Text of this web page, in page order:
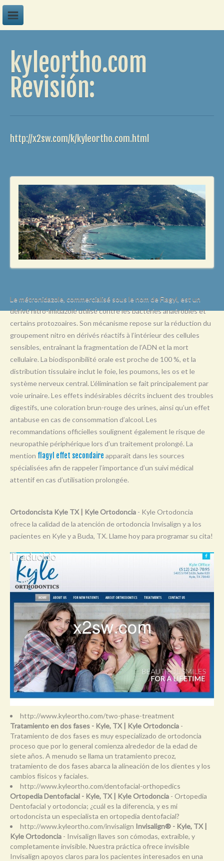
G
P
Q
R
S
T
U
W
Y
kyleortho.com
Revisión:
http://x2sw.com/k/kyleortho.com.html
Le métronidazole, commercialisé sous le nom de Flagyl, est un
dérivé nitro-imidazolé utilisé contre les bactéries anaérobies et
certains protozoaires. Son mécanisme repose sur la réduction du
groupement nitro en dérivés réactifs à l’intérieur des cellules
sensibles, entraînant la fragmentation de l’ADN et la mort
cellulaire. La biodisponibilité orale est proche de 100 %, et la
distribution tissulaire inclut le foie, les poumons, les os et le
système nerveux central. L’élimination se fait principalement par
voie urinaire. Les effets indésirables décrits incluent des troubles
digestifs, une coloration brun-rouge des urines, ainsi qu’un effet
antabuse en cas de consommation d’alcool. Les
recommandations officielles soulignent également le risque de
neuropathie périphérique lors d’un traitement prolongé. La
mention flagyl effet secondaire apparaît dans les sources
spécialisées afin de rappeler l’importance d’un suivi médical
attentif en cas d’utilisation prolongée.
Ortodoncista Kyle TX | Kyle Ortodoncia - Kyle Ortodoncia
ofrece la calidad de la atención de ortodoncia Invisalign y a los
pacientes en Kyle y a Buda, TX. Llame hoy para programar su cita!
http://www.kyleortho.com/two-phase-treatment
Tratamiento en dos fases - Kyle, TX | Kyle Ortodoncia -
Tratamiento de dos fases es muy especializado de ortodoncia
proceso que por lo general comienza alrededor de la edad de
siete años. A menudo se llama un tratamiento precoz,
tratamiento de dos fases abarca la alineación de los dientes y los
cambios físicos y faciales.
http://www.kyleortho.com/dentofacial-orthopedics
Ortopedia Dentofacial - Kyle, TX | Kyle Ortodoncia - Ortopedia
Dentofacial y ortodoncia; ¿cuál es la diferencia, y es mi
ortodoncista un especialista en ortopedia dentofacial?
http://www.kyleortho.com/invisalign Invisalign® - Kyle, TX |
Kyle Ortodoncia - Invisalign llaves son cómodas, extraíble, y
completamente invisible. Nuestra práctica ofrece invisible
Invisalign apoyos claros para los pacientes interesados en una